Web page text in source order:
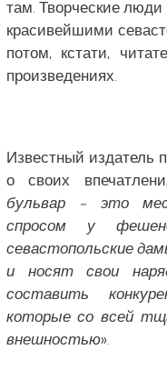
там. Творческие
красивейшими
потом, кстати,
произведениях.
Известный издатель
о своих
бульвар – это
спросом у
севастопольские
и носят свои
составить
которые со всей
внешностью».